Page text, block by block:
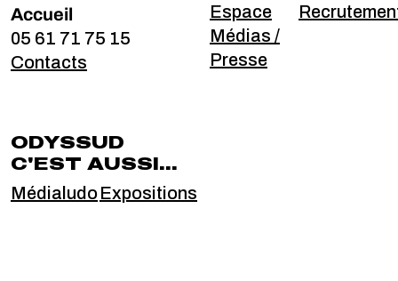
Accueil
05 61 71 75 15
Contacts
Espace
Médias /
Presse
ODYSSUD
C'EST AUSSI...
MédialudoExpositions